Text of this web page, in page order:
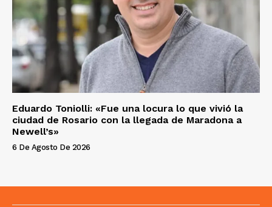
Eduardo Toniolli: «Fue una locura lo que vivió la
ciudad de Rosario con la llegada de Maradona a
Newell’s»
6 De Agosto De 2026